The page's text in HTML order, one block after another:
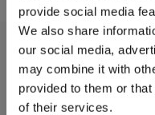
provide social media
We also share
our social media,
may combine it with
provided to them or
of their services.